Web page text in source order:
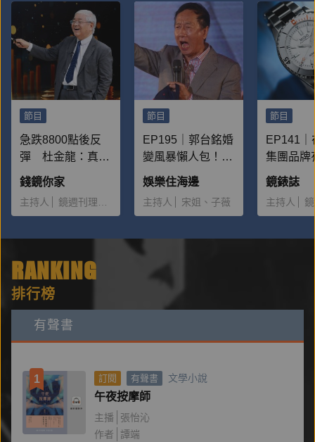
節目
急跌8800點後反
彈 杜金龍：真正
多頭還差一個訊號
｜2026.08.07
錢鏡你家
主持人 鏡週刊理財組
節目
EP195｜郭台銘婚
變風暴懶人包！不
肯放手海后小三
妻子重病成逆轉關
鍵？
娛樂住海邊
主持人 宋姐、子薇
節目
EP141｜
集團品牌
勢？ft.悅
輯Jerry
鏡錶誌
主持人
RANKING
排行榜
有聲書
1 訂閱 有聲書 文學小說
午夜按摩師
主播
張怡沁
作者
譚端